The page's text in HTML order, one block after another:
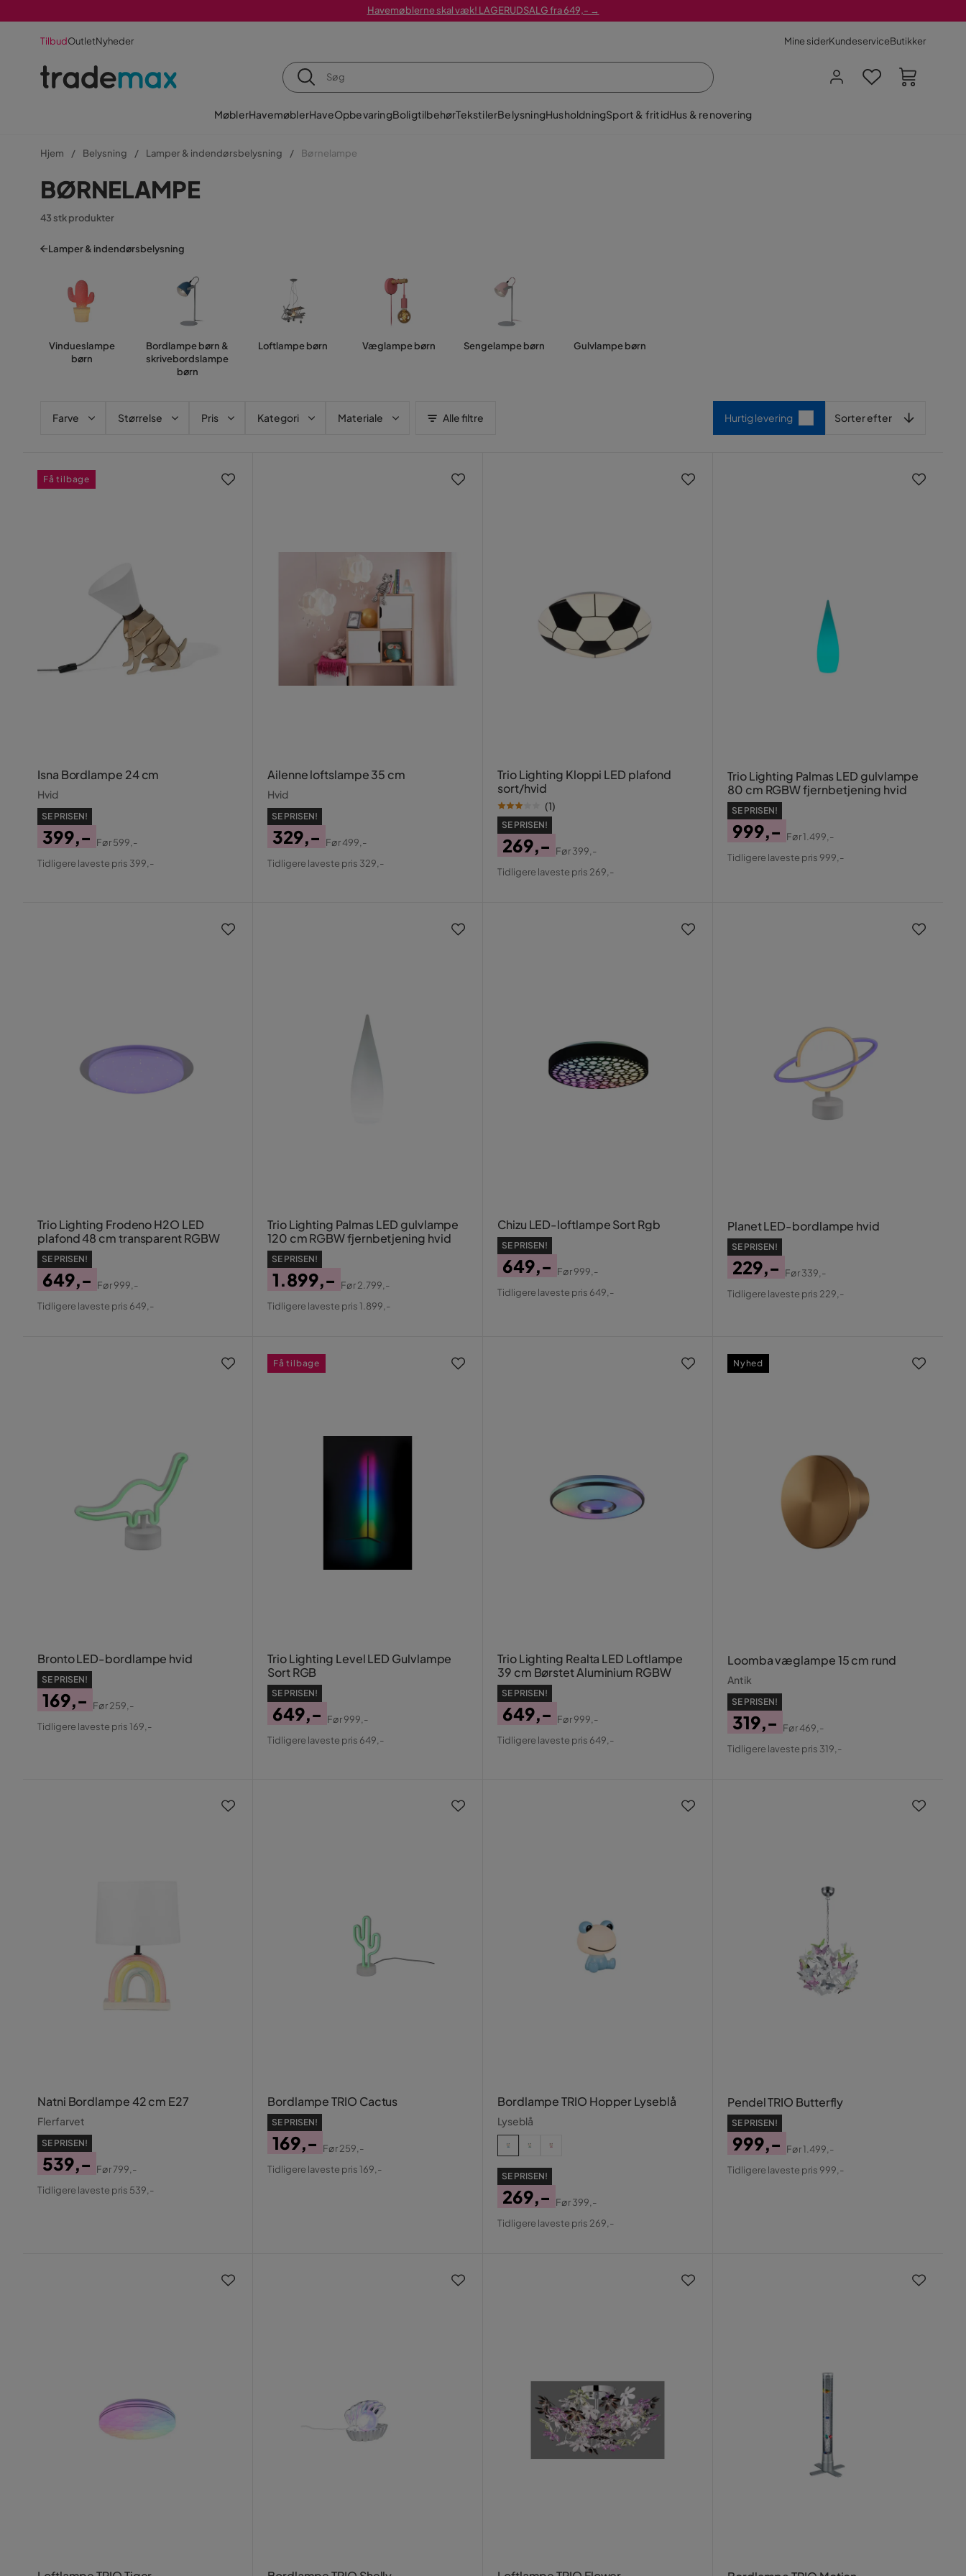
Havemøblerne skal væk! LAGERUDSALG fra 649,- →
TilbudOutletNyheder Mine siderKundeserviceButikker
MøblerHavemøblerHaveOpbevaringBoligtilbehørTekstilerBelysningHusholdningSport & fritidHus & renovering
Hjem Belysning Lamper & indendørsbelysning Børnelampe
BØRNELAMPE
43 stk produkter
Lamper & indendørsbelysning
Vindueslampe
børn
Bordlampe børn &
skrivebordslampe
børn
Loftlampe børn Væglampe børn Sengelampe børn Gulvlampe børn
Farve Størrelse Pris Kategori Materiale Alle filtre Hurtig levering Sorter efter
Isna Bordlampe 24 cm
Hvid
SE PRISEN!
Pris
399,-
Original
Før599,-
Tidligere laveste pris 399,-
Få tilbage
Ailenne loftslampe 35 cm
Hvid
SE PRISEN!
Pris
329,-
Original
Før499,-
Tidligere laveste pris 329,-
Trio Lighting Kloppi LED plafond
sort/hvid
(1)
SE PRISEN!
Pris
269,-
Original
Før399,-
Tidligere laveste pris 269,-
Trio Lighting Palmas LED gulvlampe
80 cm RGBW fjernbetjening hvid
SE PRISEN!
Pris
999,-
Original
Før1.499,-
Tidligere laveste pris 999,-
Trio Lighting Frodeno H2O LED
plafond 48 cm transparent RGBW
SE PRISEN!
Pris
649,-
Original
Før999,-
Tidligere laveste pris 649,-
Trio Lighting Palmas LED gulvlampe
120 cm RGBW fjernbetjening hvid
SE PRISEN!
Pris
1.899,-
Original
Før2.799,-
Tidligere laveste pris 1.899,-
Chizu LED-loftlampe Sort Rgb
SE PRISEN!
Pris
649,-
Original
Før999,-
Tidligere laveste pris 649,-
Planet LED-bordlampe hvid
SE PRISEN!
Pris
229,-
Original
Før339,-
Tidligere laveste pris 229,-
Bronto LED-bordlampe hvid
SE PRISEN!
Pris
169,-
Original
Før259,-
Tidligere laveste pris 169,-
Trio Lighting Level LED Gulvlampe
Sort RGB
SE PRISEN!
Pris
649,-
Original
Før999,-
Tidligere laveste pris 649,-
Få tilbage
Trio Lighting Realta LED Loftlampe
39 cm Børstet Aluminium RGBW
SE PRISEN!
Pris
649,-
Original
Før999,-
Tidligere laveste pris 649,-
Loomba væglampe 15 cm rund
Antik
SE PRISEN!
Pris
319,-
Original
Før469,-
Tidligere laveste pris 319,-
Nyhed
Natni Bordlampe 42 cm E27
Flerfarvet
SE PRISEN!
Pris
539,-
Original
Før799,-
Tidligere laveste pris 539,-
Bordlampe TRIO Cactus
SE PRISEN!
Pris
169,-
Original
Før259,-
Tidligere laveste pris 169,-
Bordlampe TRIO Hopper Lyseblå
Lyseblå
SE PRISEN!
Pris
269,-
Original
Før399,-
Tidligere laveste pris 269,-
Pendel TRIO Butterfly
SE PRISEN!
Pris
999,-
Original
Før1.499,-
Tidligere laveste pris 999,-